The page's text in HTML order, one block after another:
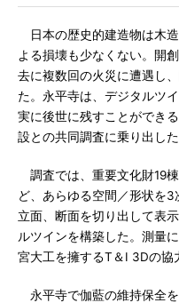
日本の歴史的建造物は木
よる損壊も少なくない。開
去に複数回の火災に遭遇し
た。永平寺は、デジタルツ
実に後世に残すことができ
設との共同調査に乗り出した
調査では、重要文化財19
ど、あらゆる空間／形状を3
立面、断面を切り出して表
ルツインを構築した。測量
宮大工を擁するT＆I 3Dの協
永平寺で伽藍の維持保全